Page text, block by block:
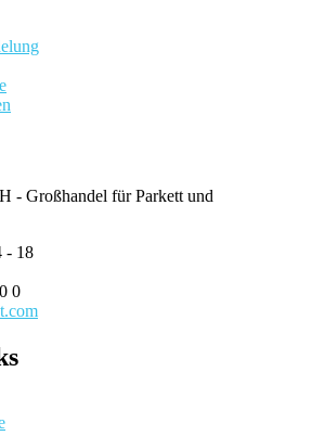
- Großhandel für Parkett und
- 18
0